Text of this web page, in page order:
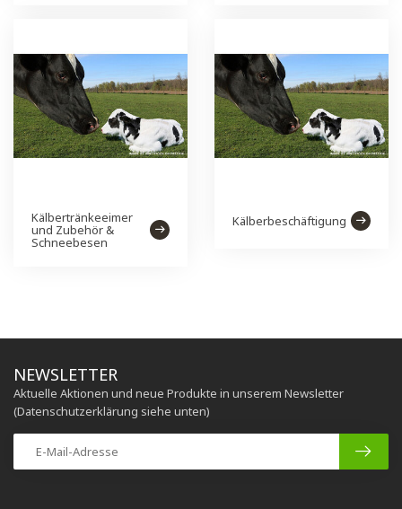
Kälbertränkeeimer
und Zubehör &
Schneebesen
Kälberbeschäftigung
NEWSLETTER
Aktuelle Aktionen und neue Produkte in unserem Newsletter
(Datenschutzerklärung siehe unten)